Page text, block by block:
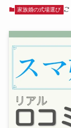
家族婚の式場選び